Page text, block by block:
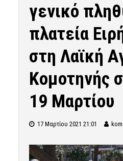
γενικό
πλατεία
στη Λαϊκή
Κομοτηνής
19 Μαρτίου
17 Μαρτίου 2021 21:01